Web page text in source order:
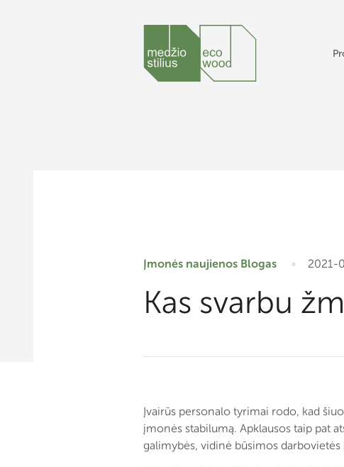
Įmonės naujienos Blogas 2021-
Kas svarbu
Įvairūs personalo tyrimai rodo, kad
įmonės stabilumą. Apklausos taip pat
galimybės, vidinė būsimos darbovietės